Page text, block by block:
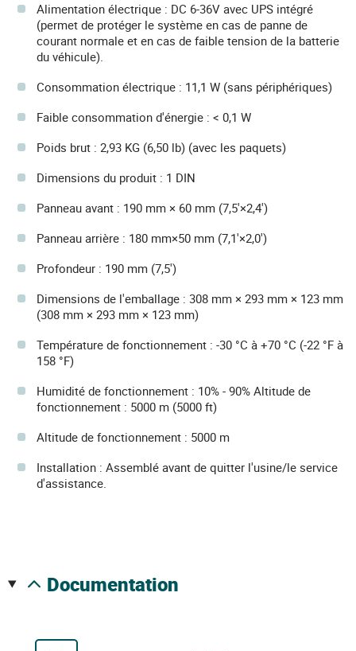
Alimentation électrique : DC 6-36V avec UPS intégré
(permet de protéger le système en cas de panne de
courant normale et en cas de faible tension de la batterie
du véhicule).
Consommation électrique : 11,1 W (sans périphériques)
Faible consommation d'énergie : < 0,1 W
Poids brut : 2,93 KG (6,50 lb) (avec les paquets)
Dimensions du produit : 1 DIN
Panneau avant : 190 mm × 60 mm (7,5'×2,4')
Panneau arrière : 180 mm×50 mm (7,1'×2,0')
Profondeur : 190 mm (7,5')
Dimensions de l'emballage : 308 mm × 293 mm × 123 mm
(308 mm × 293 mm × 123 mm)
Température de fonctionnement : -30 °C à +70 °C (-22 °F à
158 °F)
Humidité de fonctionnement : 10% - 90% Altitude de
fonctionnement : 5000 m (5000 ft)
Altitude de fonctionnement : 5000 m
Installation : Assemblé avant de quitter l'usine/le service
d'assistance.
documentation